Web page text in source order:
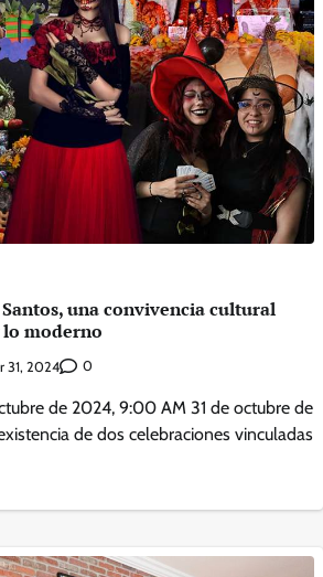
una convivencia cultural
moderno
31, 2024 0
de 2024, 9:00 AM 31 de octubre de
de dos celebraciones vinculadas